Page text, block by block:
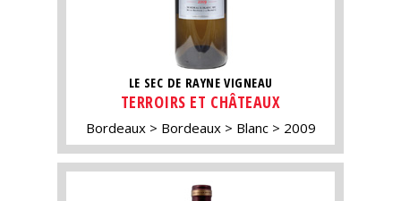
LE SEC DE RAYNE VIGNEAU
TERROIRS ET CHÂTEAUX
Bordeaux Bordeaux Blanc 2009